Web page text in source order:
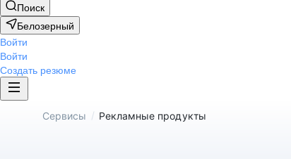
Поиск
Белозерный
Войти
Войти
Создать резюме
Сервисы / Рекламные продукты